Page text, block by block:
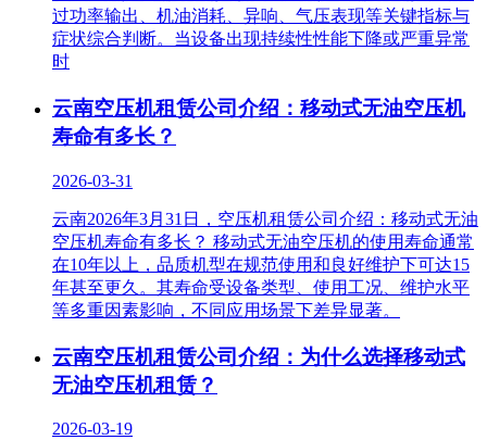
过功率输出、机油消耗、异响、气压表现等关键指标与
症状综合判断‌。当设备出现持续性性能下降或严重异常
时
云南空压机租赁公司介绍：移动式无油空压机
寿命有多长？
2026-03-31
云南2026年3月31日，空压机租赁公司介绍：移动式无油
空压机寿命有多长？ 移动式无油空压机的使用寿命通常
在10年以上，品质机型在规范使用和良好维护下可达15
年甚至更久‌。其寿命受设备类型、使用工况、维护水平
等多重因素影响，不同应用场景下差异显著。
云南空压机租赁公司介绍：‌为什么选择移动式
无油空压机租赁？
2026-03-19